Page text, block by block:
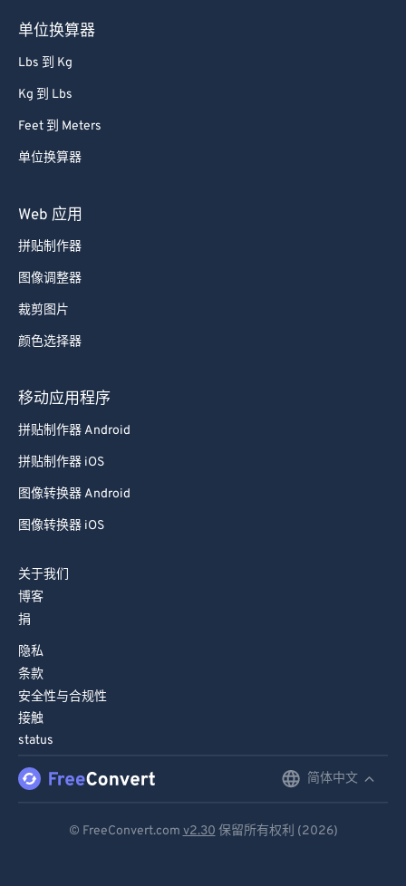
单位换算器
Lbs 到 Kg
Kg 到 Lbs
Feet 到 Meters
单位换算器
Web 应用
拼贴制作器
图像调整器
裁剪图片
颜色选择器
移动应用程序
拼贴制作器 Android
拼贴制作器 iOS
图像转换器 Android
图像转换器 iOS
关于我们
博客
捐
隐私
条款
安全性与合规性
接触
status
简体中文
© FreeConvert.com v2.30 保留所有权利 (2026)